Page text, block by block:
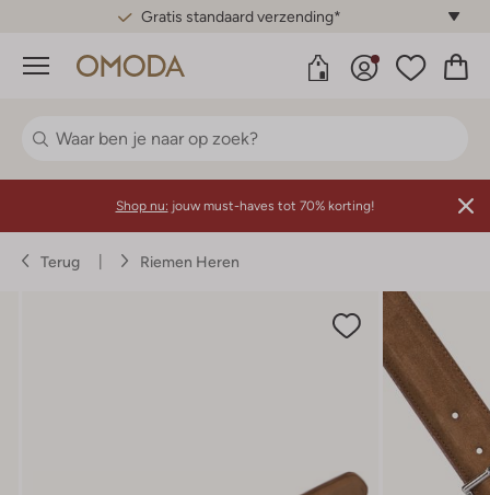
Gratis standaard verzending*
Menu
Shop nu: jouw must-haves tot 70% korting!
Terug Riemen Heren